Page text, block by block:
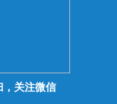
，关注微信